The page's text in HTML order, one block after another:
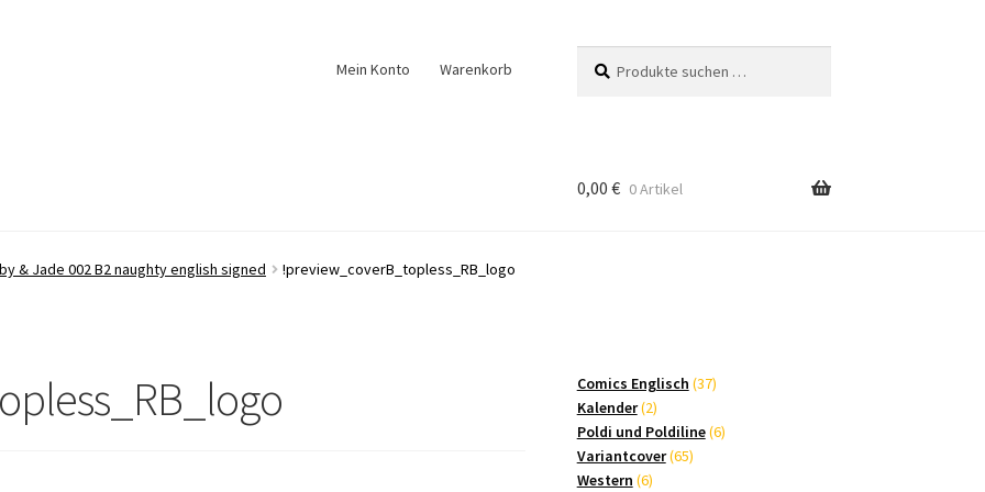
Mein Konto Warenkorb
nach:
0,00 € 0 Artikel
& Jade 002 B2 naughty english signed !preview_coverB_topless_RB_logo
Comics Englisch 3737
Kalender 22
Produkte
Poldi und Poldiline 66
Variantcover 6565
Western 66